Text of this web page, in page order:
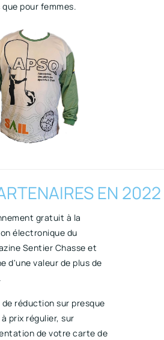
pour femmes.
EN 2022
gratuit à la
électronique du
Sentier Chasse et
d'une valeur de plus de
de réduction sur presque
prix régulier, sur
de votre carte de